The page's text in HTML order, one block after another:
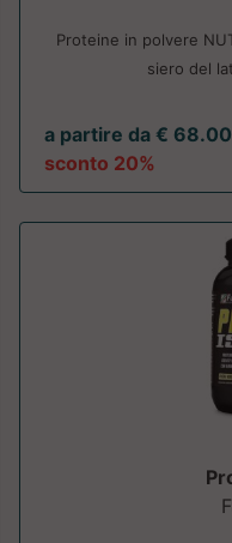
Proteine in polvere
siero del
a partire da € 68.00
sconto 20%